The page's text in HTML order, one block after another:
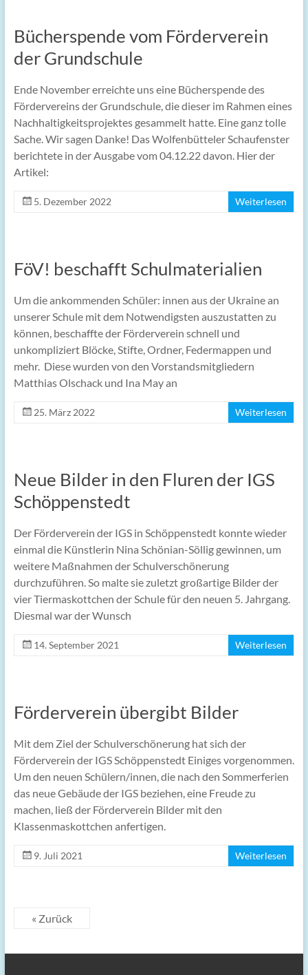
Bücherspende vom Förderverein
der Grundschule
Ende November erreichte uns eine Bücherspende des
Fördervereins der Grundschule, die dieser im Rahmen eines
Nachhaltigkeitsprojektes gesammelt hatte. Eine ganz tolle
Sache. Wir sagen Danke! Das Wolfenbütteler Schaufenster
berichtete in der Ausgabe vom 04.12.22 davon. Hier der
Artikel:
5. Dezember 2022 Weiterlesen
FöV! beschafft Schulmaterialien
Um die ankommenden Schüler: innen aus der Ukraine an
unserer Schule mit dem Notwendigsten auszustatten zu
können, beschaffte der Förderverein schnell und
unkompliziert Blöcke, Stifte, Ordner, Federmappen und
mehr. Diese wurden von den Vorstandsmitgliedern
Matthias Olschack und Ina May an
25. März 2022 Weiterlesen
Neue Bilder in den Fluren der IGS
Schöppenstedt
Der Förderverein der IGS in Schöppenstedt konnte wieder
einmal die Künstlerin Nina Schönian-Söllig gewinnen, um
weitere Maßnahmen der Schulverschönerung
durchzuführen. So malte sie zuletzt großartige Bilder der
vier Tiermaskottchen der Schule für den neuen 5. Jahrgang.
Diesmal war der Wunsch
14. September 2021 Weiterlesen
Förderverein übergibt Bilder
Mit dem Ziel der Schulverschönerung hat sich der
Förderverein der IGS Schöppenstedt Einiges vorgenommen.
Um den neuen Schülern/innen, die nach den Sommerferien
das neue Gebäude der IGS beziehen, eine Freude zu
machen, ließ der Förderverein Bilder mit den
Klassenmaskottchen anfertigen.
9. Juli 2021 Weiterlesen
« Zurück